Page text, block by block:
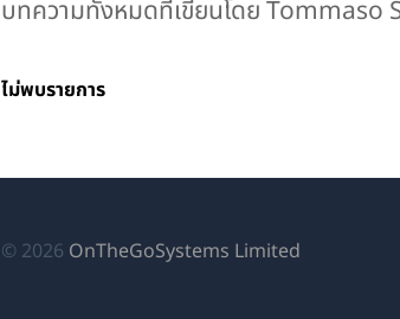
บทความทั้งหมดที่เขียนโดย Tommaso
ไม่พบรายการ
© 2026 OnTheGoSystems Limited